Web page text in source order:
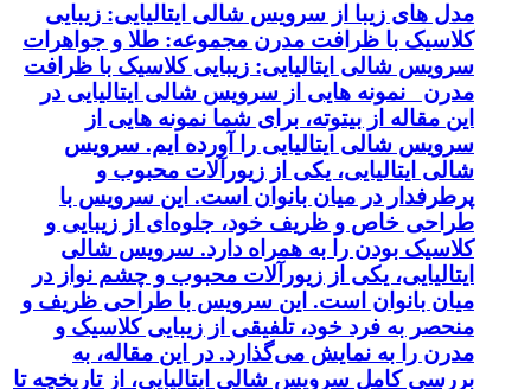
مدل های زیبا از سرویس شالی ایتالیایی: زیبایی
کلاسیک با ظرافت مدرن مجموعه: طلا و جواهرات
سرویس شالی ایتالیایی: زیبایی کلاسیک با ظرافت
مدرن نمونه هایی از سرویس شالی ایتالیایی در
این مقاله از بیتوته، برای شما نمونه هایی از
سرویس شالی ایتالیایی را آورده ایم. سرویس
شالی ایتالیایی، یکی از زیورآلات محبوب و
پرطرفدار در میان بانوان است. این سرویس با
طراحی خاص و ظریف خود، جلوه‌ای از زیبایی و
کلاسیک بودن را به همراه دارد. سرویس شالی
ایتالیایی، یکی از زیورآلات محبوب و چشم نواز در
میان بانوان است. این سرویس با طراحی ظریف و
منحصر به فرد خود، تلفیقی از زیبایی کلاسیک و
مدرن را به نمایش می‌گذارد. در این مقاله، به
بررسی کامل سرویس شالی ایتالیایی، از تاریخچه تا